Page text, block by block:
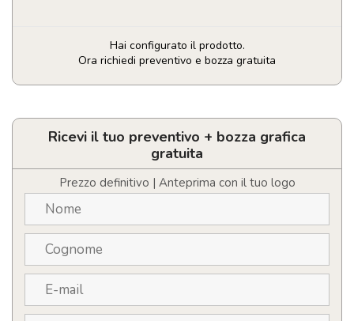
Hai configurato il prodotto.
Ora richiedi preventivo e bozza gratuita
Ombrello
antivento
personalizzabile
quantità
Ricevi il tuo preventivo + bozza grafica
gratuita
Prezzo definitivo | Anteprima con il tuo logo